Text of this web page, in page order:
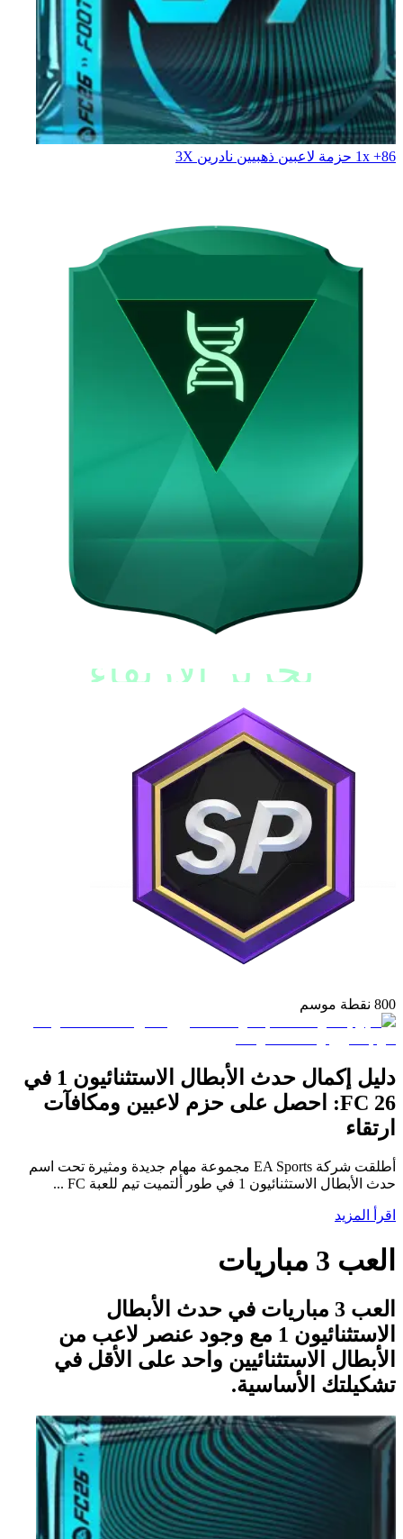
1x +86 حزمة لاعبين ذهبيين نادرين X‏3
تحرير الارتقاء
800 نقطة موسم
دليل إكمال حدث الأبطال الاستثنائيون 1 في
FC 26: احصل على حزم لاعبين ومكافآت
ارتقاء
أطلقت شركة EA Sports مجموعة مهام جديدة ومثيرة تحت اسم
حدث الأبطال الاستثنائيون 1 في طور ألتميت تيم للعبة FC ...
اقرأ المزيد
العب 3 مباريات
العب 3 مباريات في حدث الأبطال
الاستثنائيون 1 مع وجود عنصر لاعب من
الأبطال الاستثنائيين واحد على الأقل في
تشكيلتك الأساسية.